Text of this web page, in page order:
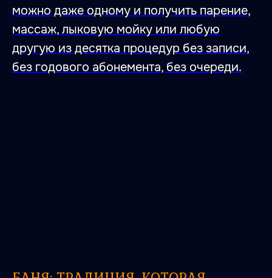
можно даже одному и получить парение,
массаж, лыковую мойку или любую
другую из десятка процедур без записи,
без годового абонемента, без очереди.